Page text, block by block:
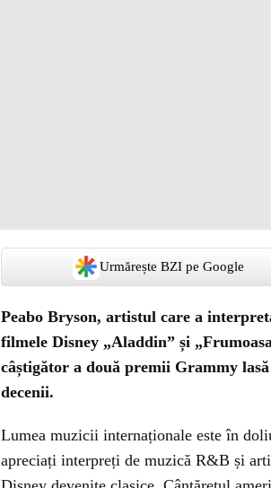
Urmărește BZI pe Google
Peabo Bryson, artistul care a
filmele Disney „Aladdin” și
câștigător a două premii Grammy
decenii.
Lumea muzicii internaționale este în
apreciați interpreți de muzică R&B și